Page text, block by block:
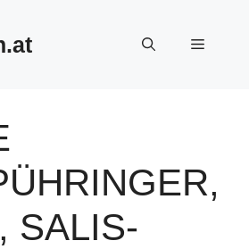
Menü
SALIS-